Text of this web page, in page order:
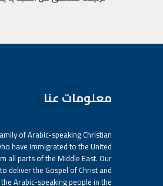
معلومات عنا
of Arabic-speaking Christian
have immigrated to the United
all parts of the Middle East. Our
deliver the Gospel of Christ and
Arabic-speaking people in the